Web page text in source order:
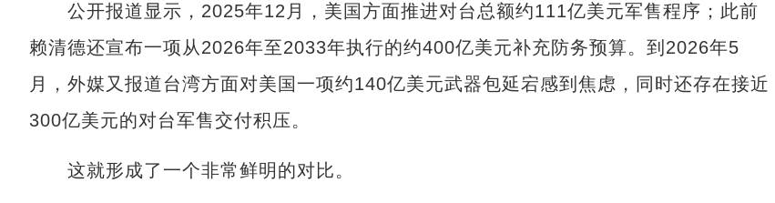
公开报道显示，2025年12月，美国方面推进对台总额约111亿美元军售程序；此前
赖清德还宣布一项从2026年至2033年执行的约400亿美元补充防务预算。到2026年5
月，外媒又报道台湾方面对美国一项约140亿美元武器包延宕感到焦虑，同时还存在接近
300亿美元的对台军售交付积压。
这就形成了一个非常鲜明的对比。